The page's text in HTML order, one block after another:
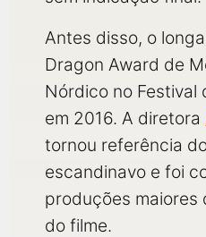
Antes disso, o
Dragon Award de
Nórdico no Festival
em 2016. A diretora
tornou referência
escandinavo e foi
produções
do filme.